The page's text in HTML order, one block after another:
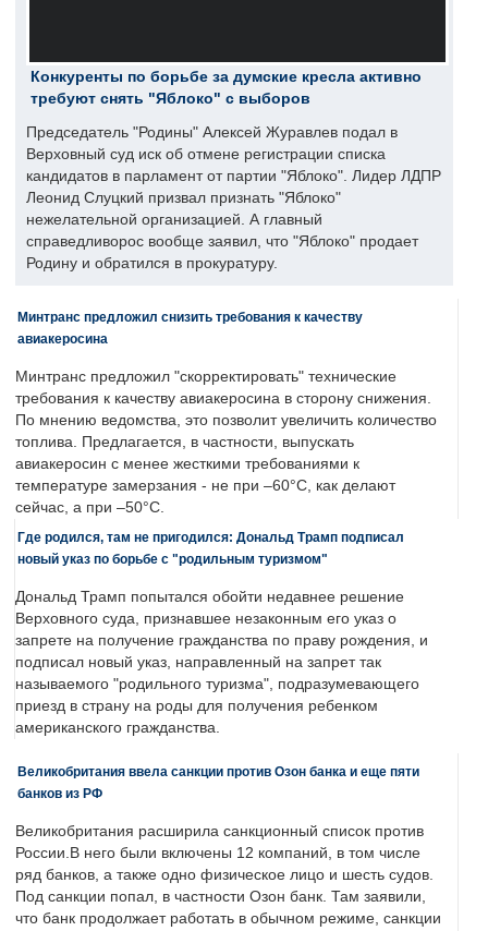
Конкуренты по борьбе за думские кресла активно
требуют снять "Яблоко" с выборов
Председатель "Родины" Алексей Журавлев подал в
Верховный суд иск об отмене регистрации списка
кандидатов в парламент от партии "Яблоко". Лидер ЛДПР
Леонид Слуцкий призвал признать "Яблоко"
нежелательной организацией. А главный
справедливорос вообще заявил, что "Яблоко" продает
Родину и обратился в прокуратуру.
Минтранс предложил снизить требования к качеству
авиакеросина
Минтранс предложил "скорректировать" технические
требования к качеству авиакеросина в сторону снижения.
По мнению ведомства, это позволит увеличить количество
топлива. Предлагается, в частности, выпускать
авиакеросин с менее жесткими требованиями к
температуре замерзания - не при –60°C, как делают
сейчас, а при –50°C.
Где родился, там не пригодился: Дональд Трамп подписал
новый указ по борьбе с "родильным туризмом"
Дональд Трамп попытался обойти недавнее решение
Верховного суда, признавшее незаконным его указ о
запрете на получение гражданства по праву рождения, и
подписал новый указ, направленный на запрет так
называемого "родильного туризма", подразумевающего
приезд в страну на роды для получения ребенком
американского гражданства.
Великобритания ввела санкции против Озон банка и еще пяти
банков из РФ
Великобритания расширила санкционный список против
России.В него были включены 12 компаний, в том числе
ряд банков, а также одно физическое лицо и шесть судов.
Под санкции попал, в частности Озон банк. Там заявили,
что банк продолжает работать в обычном режиме, санкции